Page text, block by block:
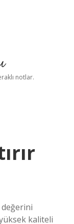
notlar.
değerini
kaliteli